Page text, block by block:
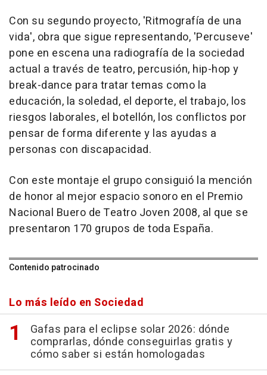
Con su segundo proyecto, 'Ritmografía de una
vida', obra que sigue representando, 'Percuseve'
pone en escena una radiografía de la sociedad
actual a través de teatro, percusión, hip-hop y
break-dance para tratar temas como la
educación, la soledad, el deporte, el trabajo, los
riesgos laborales, el botellón, los conflictos por
pensar de forma diferente y las ayudas a
personas con discapacidad.
Con este montaje el grupo consiguió la mención
de honor al mejor espacio sonoro en el Premio
Nacional Buero de Teatro Joven 2008, al que se
presentaron 170 grupos de toda España.
Contenido patrocinado
Lo más leído en Sociedad
Gafas para el eclipse solar 2026: dónde
comprarlas, dónde conseguirlas gratis y
cómo saber si están homologadas